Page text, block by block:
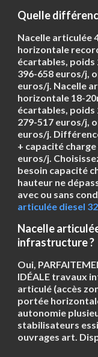
Quelle
Nacelle articulée
horizontale
écartables, poids
396-658 euros/j,
euros/j. Nacelle
horizontale 18-
écartables, poids
279-517 euros/j,
euros/j.
+ capacité
euros/j.
besoin capacité
hauteur ne
avec ou sans
articulée diesel
Nacelle
infrastructure ?
Oui,
IDÉALE travaux
articulé (accès
portée
autonomie
stabilisateurs
ouvrages art.